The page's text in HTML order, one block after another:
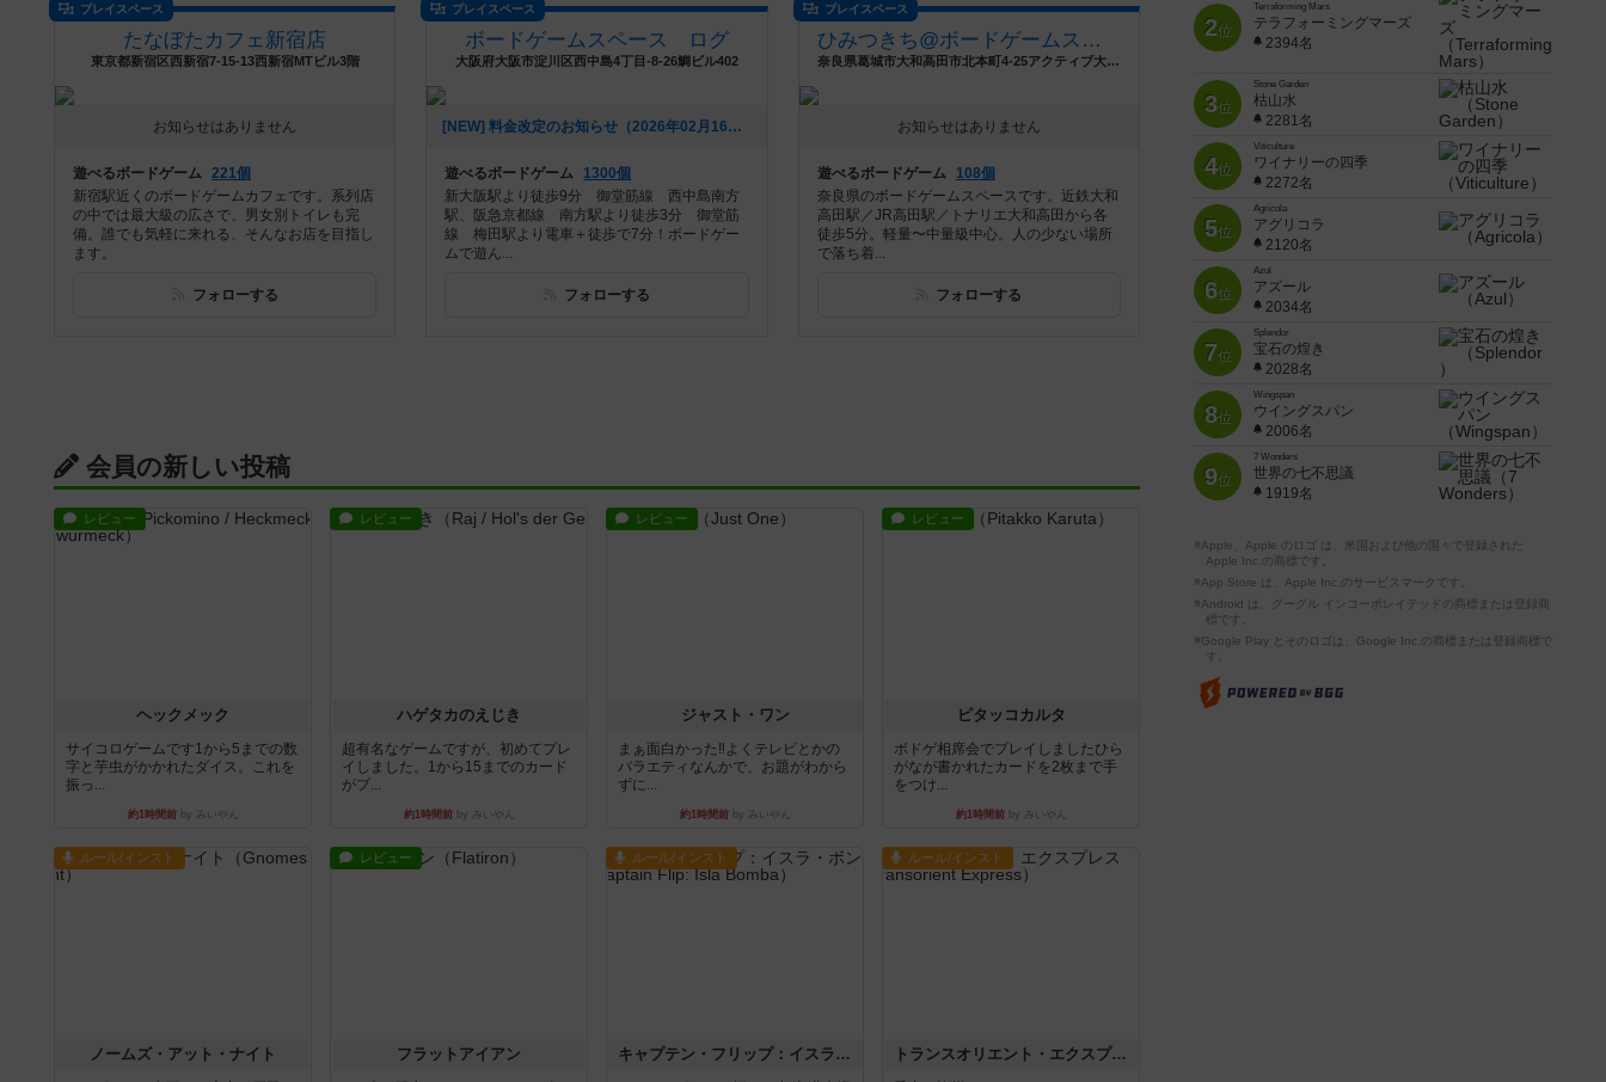
プレイスペース
たなぼたカフェ新宿店
東京都新宿区西新宿7-15-13西新宿MTビル3階
お知らせはありません
遊べるボードゲーム 221個
新宿駅近くのボードゲームカフェです。系列店
の中では最大級の広さで、男女別トイレも完
備。誰でも気軽に来れる、そんなお店を目指し
ます。
フォローする
プレイスペース
ボードゲームスペース ログ
大阪府大阪市淀川区西中島4丁目-8-26鯛ビル402
[NEW] 料金改定のお知らせ（2026年02月16日 19時20分）
遊べるボードゲーム
1300個
新大阪駅より徒歩9分 御堂筋線 西中島南方
駅、阪急京都線 南方駅より徒歩3分 御堂筋
線 梅田駅より電車＋徒歩で7分！ボードゲー
ムで遊ん...
フォローする
プレイスペース
ひみつきち@ボードゲームスペース
奈良県葛城市大和高田市北本町4-25アクティブ大和高田ビル3F
お知らせはありません
遊べるボードゲーム
108個
奈良県のボードゲームスペースです。近鉄大和
高田駅／JR高田駅／トナリエ大和高田から各
徒歩5分。軽量〜中量級中心。人の少ない場所
で落ち着...
フォローする
会員の新しい投稿
レビュー
ヘックメック
サイコロゲームです1から5までの数
字と芋虫がかかれたダイス。これを
振っ...
約1時間前by みいやん
レビュー
ハゲタカのえじき
超有名なゲームですが、初めてプレ
イしました。1から15までのカード
がプ...
約1時間前by みいやん
レビュー
ジャスト・ワン
まぁ面白かった‼️よくテレビとかの
バラエティなんかで、お題がわから
ずに...
約1時間前by みいやん
レビュー
ピタッコカルタ
ボドゲ相席会でプレイしましたひら
がなが書かれたカードを2枚まで手
をつけ...
約1時間前by みいやん
ルール/インスト
ノームズ・アット・ナイト
レビュー
フラットアイアン
ルール/インスト
キャプテン・フリップ：イスラ・ボンバ
ルール/インスト
トランスオリエント・エクスプレス
2位
Terraforming Mars
テラフォーミングマーズ
2394名
3位
Stone Garden
枯山水
2281名
4位
Viticulture
ワイナリーの四季
2272名
5位
Agricola
アグリコラ
2120名
6位
Azul
アズール
2034名
7位
Splendor
宝石の煌き
2028名
8位
Wingspan
ウイングスパン
2006名
9位
7 Wonders
世界の七不思議
1919名
※Apple、Apple のロゴ は、米国および他の国々で登録された
Apple Inc.の商標です。
※App Store は、Apple Inc.のサービスマークです。
※Android は、グーグル インコーポレイテッドの商標または登録商
標です。
※Google Play とそのロゴは、Google Inc.の商標または登録商標で
す。